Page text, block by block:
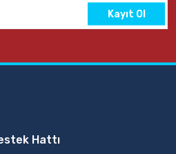
Kayıt Ol
Hattı